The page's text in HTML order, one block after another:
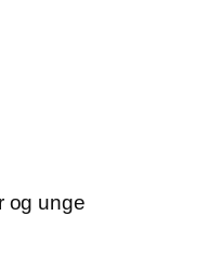
og unge